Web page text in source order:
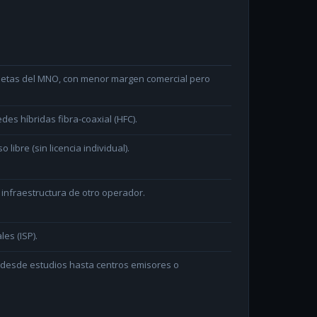
del MNO, con menor margen comercial pero
híbridas fibra-coaxial (HFC).
libre (sin licencia individual).
de otro operador.
(ISP).
estudios hasta centros emisores o